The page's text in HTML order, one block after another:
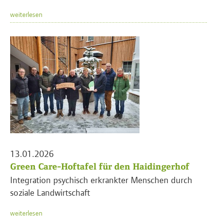
weiterlesen
13.01.2026
Green Care-Hoftafel für den Haidingerhof
Integration psychisch erkrankter Menschen durch
soziale Landwirtschaft
weiterlesen